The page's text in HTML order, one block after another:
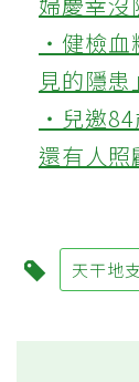
‧健檢血
見的隱
‧兒邀
還有人
天干地